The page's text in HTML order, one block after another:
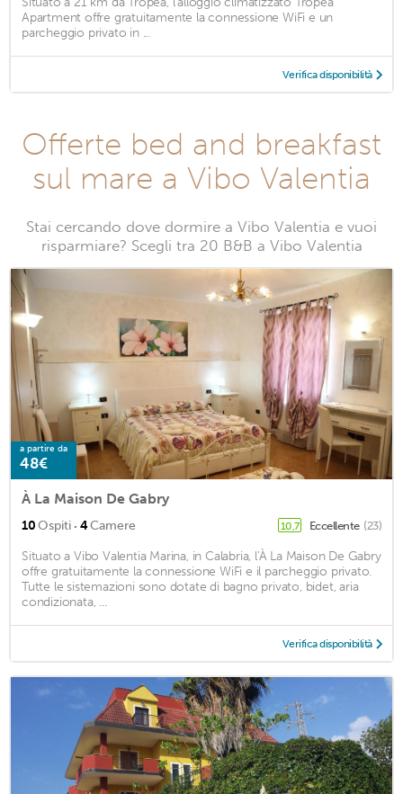
Apartment offre gratuitamente la connessione WiFi e un
parcheggio privato in ...
Verifica disponibilità
Offerte bed and breakfast
sul mare a Vibo Valentia
Stai cercando dove dormire a Vibo Valentia e vuoi
risparmiare? Scegli tra 20 B&B a Vibo Valentia
a partire da
48€
À La Maison De Gabry
10Ospiti · 4Camere 10,7 Eccellente (23)
Situato a Vibo Valentia Marina, in Calabria, l'À La Maison De Gabry
offre gratuitamente la connessione WiFi e il parcheggio privato.
Tutte le sistemazioni sono dotate di bagno privato, bidet, aria
condizionata, ...
Verifica disponibilità